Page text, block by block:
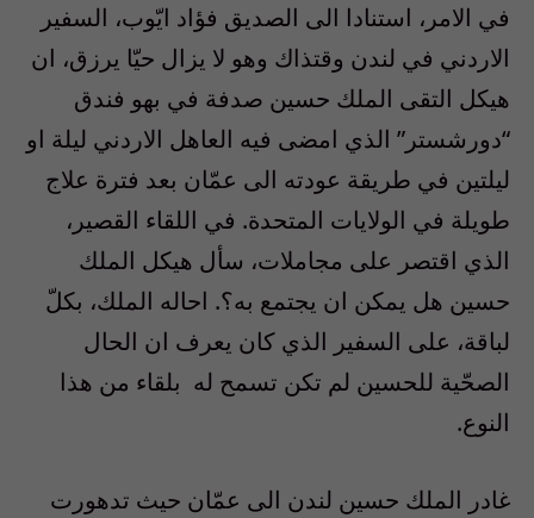
في الامر، استنادا الى الصديق فؤاد ايّوب، السفير
الاردني في لندن وقتذاك وهو لا يزال حيّا يرزق، ان
هيكل التقى الملك حسين صدفة في بهو فندق
“دورشستر” الذي امضى فيه العاهل الاردني ليلة او
ليلتين في طريقة عودته الى عمّان بعد فترة علاج
طويلة في الولايات المتحدة. في اللقاء القصير،
الذي اقتصر على مجاملات، سأل هيكل الملك
حسين هل يمكن ان يجتمع به؟. احاله الملك، بكلّ
لباقة، على السفير الذي كان يعرف ان الحال
الصحّية للحسين لم تكن تسمح له بلقاء من هذا
النوع.
غادر الملك حسين لندن الى عمّان حيث تدهورت